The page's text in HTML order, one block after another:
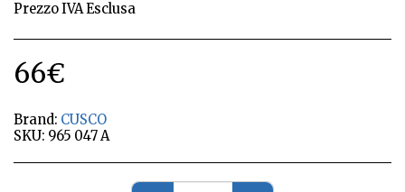
Prezzo IVA Esclusa
66€
Brand: CUSCO
SKU: 965 047 A